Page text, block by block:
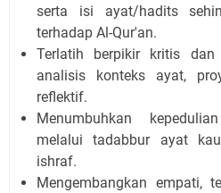
serta isi ayat/hadits
terhadap Al-Qur'an.
Terlatih berpikir kritis
analisis konteks ayat,
reflektif.
Menumbuhkan
melalui tadabbur ayat
ishraf.
Mengembangkan empati,